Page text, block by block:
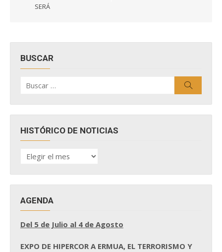
SERÁ
BUSCAR
por:
HISTÓRICO DE NOTICIAS
HISTÓRICO
DE
AGENDA
Del 5 de Julio al 4 de Agosto
EXPO DE HIPERCOR A ERMUA, EL TERRORISMO Y